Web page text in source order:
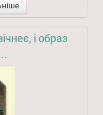
i образ